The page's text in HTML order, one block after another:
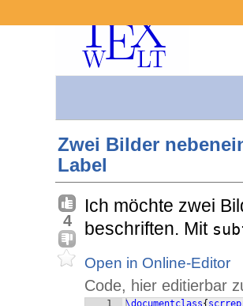
Zwei Bilder
Label
4
Ich möchte zwei
beschriften. Mit
Open in Online-Editor
Code, hier editierbar